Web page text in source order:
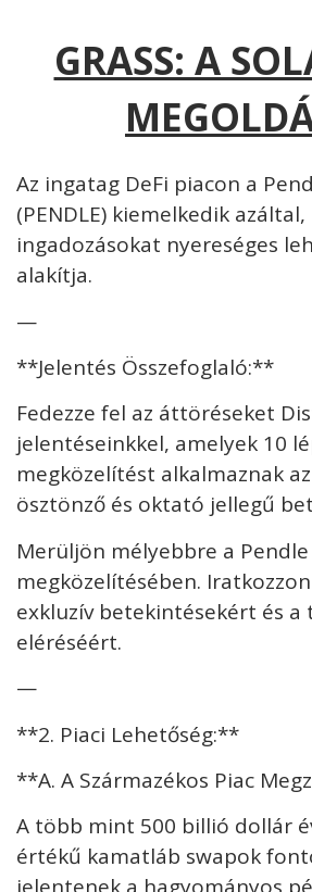
GRASS: A
Az ingatag DeFi piacon a
(PENDLE) kiemelkedik
ingadozásokat nyereséges
alakítja.
—
**Jelentés Összefoglaló:**
Fedezze fel az áttöréseket
jelentéseinkkel, amelyek 10
megközelítést alkalmaznak
ösztönző és oktató jellegű
Merüljön mélyebbre a
megközelítésében.
exkluzív betekintésekért és a
eléréséért.
—
**2. Piaci Lehetőség:**
**A. A Származékos Piac
A több mint 500 billió dollár
értékű kamatláb swapok